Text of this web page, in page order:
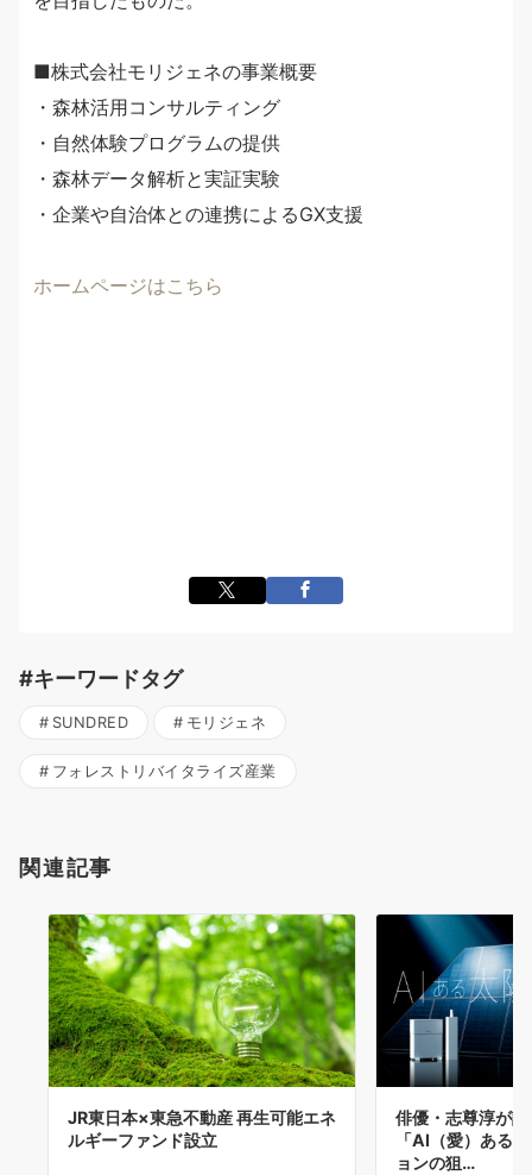
■株式会社モリジェネの事業概要
・森林活用コンサルティング
・自然体験プログラムの提供
・森林データ解析と実証実験
・企業や自治体との連携によるGX支援
ホームページはこちら
#キーワードタグ
SUNDRED モリジェネ
フォレストリバイタライズ産業
関連記事
JR東日本×東急不動産 再生可能エネ
ルギーファンド設立
俳優・志尊淳が
「AI（愛）ある
ョンの狙…